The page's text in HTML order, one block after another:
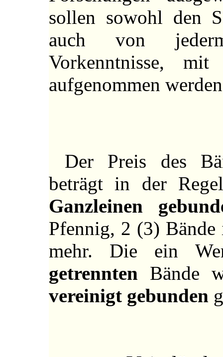
sollen sowohl den
auch von
Vorkenntnisse,
aufgenommen
Der Preis des
beträgt in der
Ganzleinen
Pfennig, 2 (3)
mehr. Die ein
getrennten Bände
vereinigt gebunden